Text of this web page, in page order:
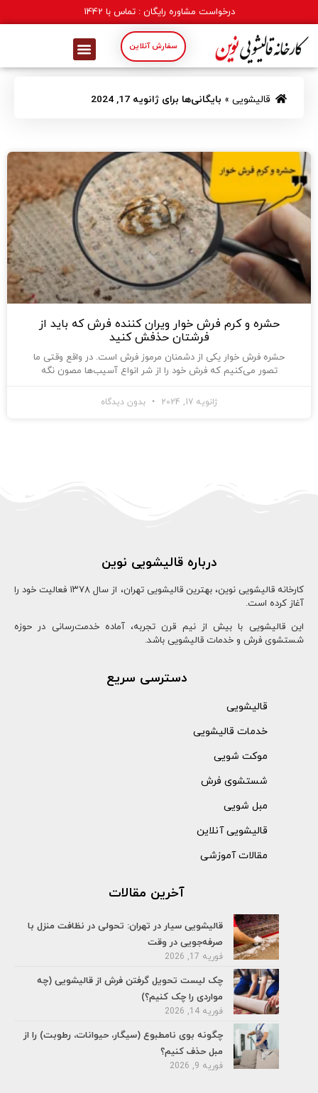
درخواست مشاوره رایگان : تماس با 1442
سفارش آنلاین
قالیشویی » بایگانی‌ها برای ژانویه 17, 2024
حشره و کرم فرش خوار ویران کننده فرش که باید از
فرشتان حذفش کنید
حشره فرش خوار یکی از دشمنان مرموز فرش است. در واقع وقتی ما
تصور می‌کنیم که فرش خود را از شر انواع آسیب‌ها مصون نگه
ژانویه 17, 2024 بدون دیدگاه
درباره قالیشویی نوین
کارخانه قالیشویی نوین، بهترین قالیشویی تهران، از سال ۱۳78 فعالیت خود را
آغاز کرده است.
این قالیشویی با بیش از نیم قرن تجربه، آماده خدمت‌رسانی در حوزه
شستشوی فرش و خدمات قالیشویی باشد.
دسترسی سریع
قالیشویی
خدمات قالیشویی
موکت شویی
شستشوی فرش
مبل شویی
قالیشویی آنلاین
مقالات آموزشی
آخرین مقالات
قالیشویی سیار در تهران: تحولی در نظافت منزل با
صرفه‌جویی در وقت
فوریه 17, 2026
چک لیست تحویل گرفتن فرش از قالیشویی (چه
مواردی را چک کنیم؟)
فوریه 14, 2026
چگونه بوی نامطبوع (سیگار، حیوانات، رطوبت) را از
مبل حذف کنیم؟
فوریه 9, 2026